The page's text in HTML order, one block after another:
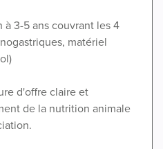
3-5 ans couvrant les 4
matériel
d'offre claire et
de la nutrition animale